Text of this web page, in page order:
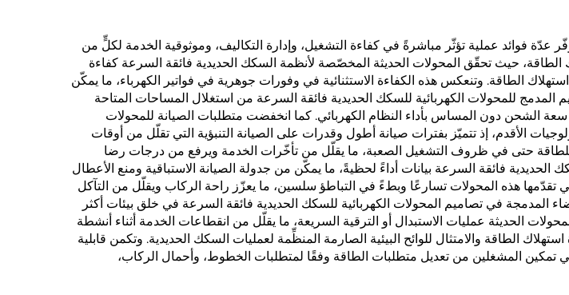
فوائد عملية تؤثّر مباشرةً في كفاءة التشغيل، وإدارة التكاليف، وموثوقية الخدمة لكلٍّ من
حيث تحقّق المحولات الحديثة المخصّصة لأنظمة السكك الحديدية فائقة السرعة كفاءة
خفض استهلاك الطاقة. وتنعكس هذه الكفاءة الاستثنائية في وفورات جوهرية في فواتير الكهرباء، ما يمكّن
للمحولات الكهربائية للسكك الحديدية فائقة السرعة من استغلال المساحات المتاحة
الشحن دون المساس بأداء النظام الكهربائي. كما انخفضت متطلبات الصيانة للمحولات
الأقدم، إذ تتميّز بفترات صيانة أطول وقدرات على الصيانة التنبؤية التي تقلّل من أوقات
للطاقة حتى في ظروف التشغيل الصعبة، ما يقلّل من تأخّرات الخدمة ويرفع من درجات رضا
فائقة السرعة بيانات أداءً لحظيةً، ما يمكّن من جدولة الصيانة الاستباقية ومنع الأعطال
تقدّمها هذه المحولات تسارعًا وبطءً في التباطؤ سلسين، ما يعزّز راحة الركاب ويقلّل من التآكل
المدمجة في تصاميم المحولات الكهربائية للسكك الحديدية فائقة السرعة في خلق بيئات أكثر
الحديثة عمليات الاستبدال أو الترقية السريعة، ما يقلّل من انقطاعات الخدمة أثناء أنشطة
الطاقة والامتثال للوائح البيئية الصارمة المنظِّمة لعمليات السكك الحديدية. وتكمن قابلية
في تمكين المشغلين من تعديل متطلبات الطاقة وفقًا لمتطلبات الخطوط، وأحمال الركاب،